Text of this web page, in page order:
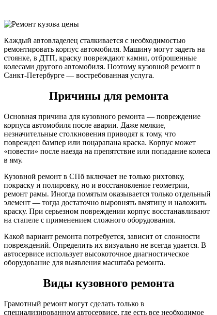
Каждый автовладелец сталкивается с необходимостью
ремонтировать корпус автомобиля. Машину могут задеть на
стоянке, в ДТП, краску повреждают камни, отброшенные
колесами другого автомобиля. Поэтому кузовной ремонт в
Санкт-Петербурге — востребованная услуга.
Причины для ремонта
Основная причина для кузовного ремонта — повреждение
корпуса автомобиля после аварии. Даже мелкие,
незначительные столкновения приводят к тому, что
поврежден бампер или поцарапана краска. Корпус может
«повести» после наезда на препятствие или попадание колеса
в яму.
Кузовной ремонт в СПб включает не только рихтовку,
покраску и полировку, но и восстановление геометрии,
ремонт рамы. Иногда помятым оказывается только отдельный
элемент — тогда достаточно выровнять вмятину и наложить
краску. При серьезном повреждении корпус восстанавливают
на стапеле с применением сложного оборудования.
Какой вариант ремонта потребуется, зависит от сложности
повреждений. Определить их визуально не всегда удается. В
автосервисе использует высокоточное диагностическое
оборудование для выявления масштаба ремонта.
Виды кузовного ремонта
Грамотный ремонт могут сделать только в
специализированном автосервисе, где есть все необходимое